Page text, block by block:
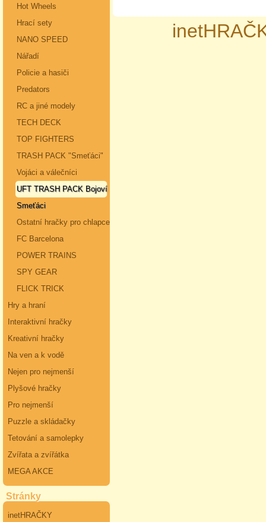
Hot Wheels
Hrací sety
NANO SPEED
Nářadí
Policie a hasiči
Predators
RC a jiné modely
TECH DECK
TOP FIGHTERS
TRASH PACK "Smeťáci"
Vojáci a válečníci
UFT TRASH PACK Bojoví
Smeťáci
Ostatní hračky pro chlapce
FC Barcelona
POWER TRAINS
SPY GEAR
FLICK TRICK
Hry a hraní
Interaktivní hračky
Kreativní hračky
Na ven a k vodě
Nejen pro nejmenší
Plyšové hračky
Pro nejmenší
Puzzle a skládačky
Tetování a samolepky
Zvířata a zvířátka
MEGA AKCE
Stránky
inetHRAČKY